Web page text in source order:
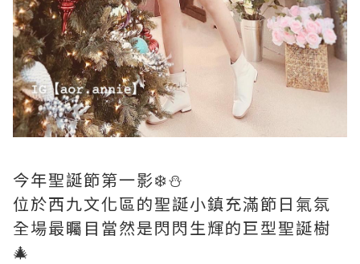
今年聖誕節第一影❄️⛄️
位於西九文化區的聖誕小鎮充滿節日氣氛
全場最矚目當然是閃閃生輝的巨型聖誕樹
🎄